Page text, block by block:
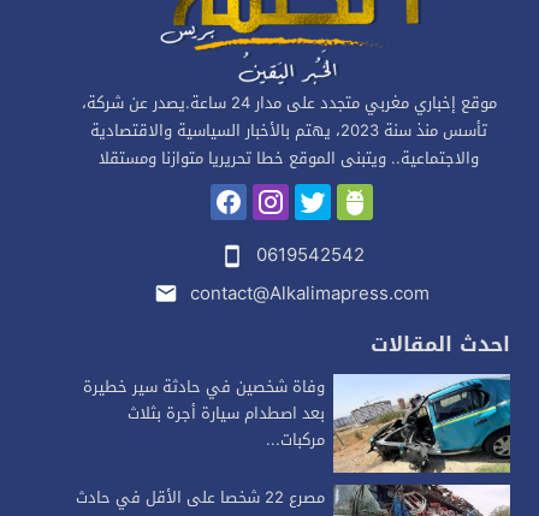
موقع إخباري مغربي متجدد على مدار 24 ساعة.يصدر عن شركة،
تأسس منذ سنة 2023، يهتم بالأخبار السياسية والاقتصادية
والاجتماعية.. ويتبنى الموقع خطا تحريريا متوازنا ومستقلا
0619542542
contact@Alkalimapress.com
احدث المقالات
وفاة شخصين في حادثة سير خطيرة
بعد اصطدام سيارة أجرة بثلاث
مركبات...
مصرع 22 شخصا على الأقل في حادث